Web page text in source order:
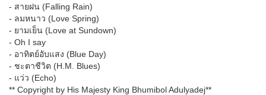
- สายฝน (Falling Rain)
- ลมหนาว (Love Spring)
- ยามเย็น (Love at Sundown)
- Oh I say
- อาทิตย์อับแสง (Blue Day)
- ชะตาชีวิต (H.M. Blues)
- แว่ว (Echo)
** Copyright by His Majesty King Bhumibol Adulyadej**